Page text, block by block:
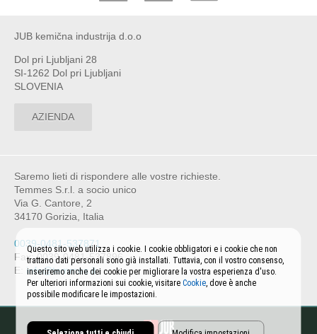
JUB kemična industrija d.o.o
Dol pri Ljubljani 28
SI-1262 Dol pri Ljubljani
SLOVENIA
AZIENDA
Saremo lieti di rispondere alle vostre richieste.
Temmes S.r.l. a socio unico
Via G. Cantore, 2
34170 Gorizia, Italia
0039-0481-537871
Fax: 0039-0481-537896
E: info@temmes.it
Questo sito web utilizza i cookie. I cookie obbligatori e i cookie che non
trattano dati personali sono già installati. Tuttavia, con il vostro consenso,
inseriremo anche dei cookie per migliorare la vostra esperienza d'uso.
Per ulteriori informazioni sui cookie, visitareCookie, dove è anche
possibile modificare le impostazioni.